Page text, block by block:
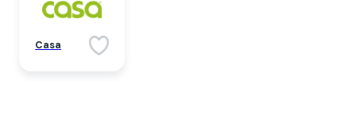
Casa